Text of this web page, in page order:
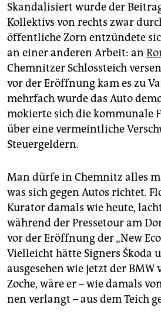
Skandalisiert wurde der
Kollektivs von rechts zwar
öffentliche Zorn entzündete
an einer anderen Arbeit: an
Chemnitzer Schlossteich
vor der Eröffnung kam es zu
mehrfach wurde das Auto
mokierte sich die kommunale
über eine vermeintliche
Steuergeldern.
Man dürfe in Chemnitz alles
was sich gegen Autos richtet.
Kurator damals wie heute,
während der Pressetour am
vor der Eröffnung der „New
Vielleicht hätte Signers Škoda
ausgesehen wie jetzt der
Zoche, wäre er – wie damals
nen verlangt – aus dem Teich